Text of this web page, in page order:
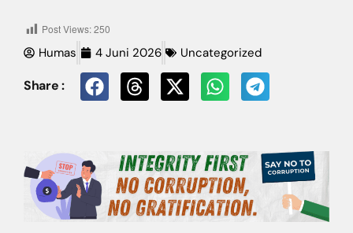
Post Views:250
Humas 4 Juni 2026 Uncategorized
Share :